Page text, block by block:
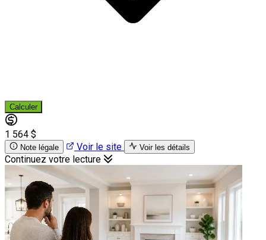
Calculer
1 564 $
Note légale Voir le site Voir les détails
Continuez votre lecture